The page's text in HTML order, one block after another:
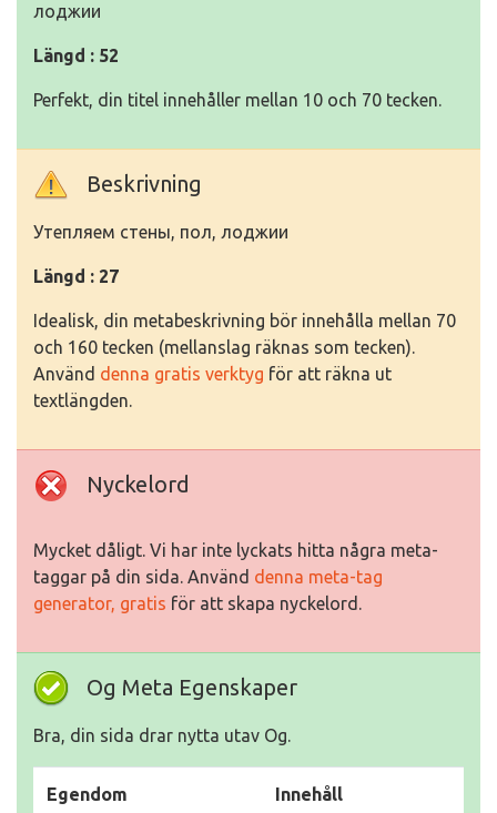
лоджии
Längd : 52
Perfekt, din titel innehåller mellan 10 och 70 tecken.
Beskrivning
Утепляем стены, пол, лоджии
Längd : 27
Idealisk, din metabeskrivning bör innehålla mellan 70
och 160 tecken (mellanslag räknas som tecken).
Använd denna gratis verktyg för att räkna ut
textlängden.
Nyckelord
Mycket dåligt. Vi har inte lyckats hitta några meta-
taggar på din sida. Använd denna meta-tag
generator, gratis för att skapa nyckelord.
Og Meta Egenskaper
Bra, din sida drar nytta utav Og.
Egendom Innehåll